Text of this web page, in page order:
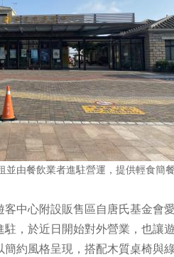
並由餐飲業者進駐營運，提供輕食
中心附設販售區自唐氏基金會
，於近日開始對外營業，也讓
約風格呈現，搭配木質桌椅與